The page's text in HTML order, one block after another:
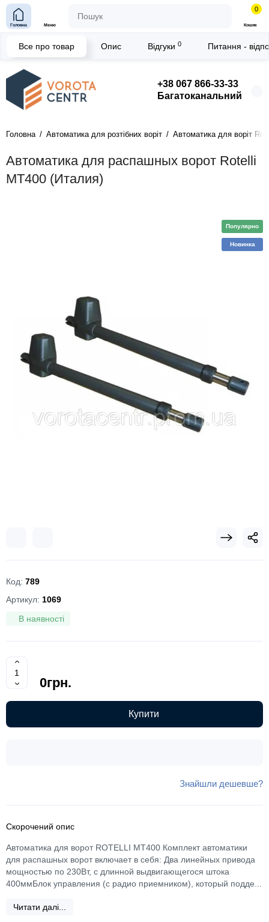
+38 067 866-33-33
Багатоканальний
Головна Меню
0
Кошик
Головна Автоматика для розтібних воріт Автоматика для воріт
Автоматика для распашных ворот Rotelli
MT400 (Италия)
Все про товар Опис Відгуки 0 Питання -
Популярно
Новинка
Код: 789
Артикул: 1069
В наявності
0грн.
Купити
Знайшли дешевше?
Скорочений опис
Автоматика для ворот ROTELLI MT400 Комплект автоматики
для распашных ворот включает в себя: Два линейных привода
мощностью по 230Вт, с длинной выдвигающегося штока
400ммБлок управления (с радио приемником), который подде...
Читати далі...